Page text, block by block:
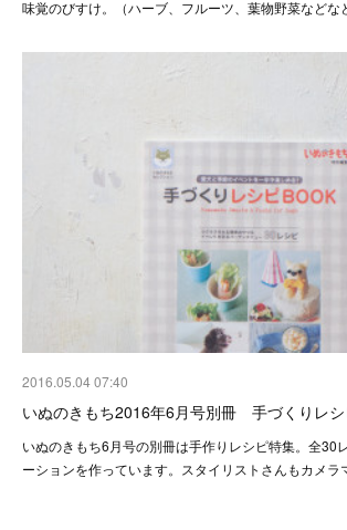
味覚のびすけ。（ハーブ、フルーツ、葉物野菜など
2016.05.04 07:40
いぬのきもち2016年6月号別冊 手づくりレ
いぬのきもち6月号の別冊は手作りレシピ特集。全30
ーションを作っています。スタイリストさんもカメ